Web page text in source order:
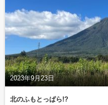
2023年9月23日
北のふもとっぱら!?